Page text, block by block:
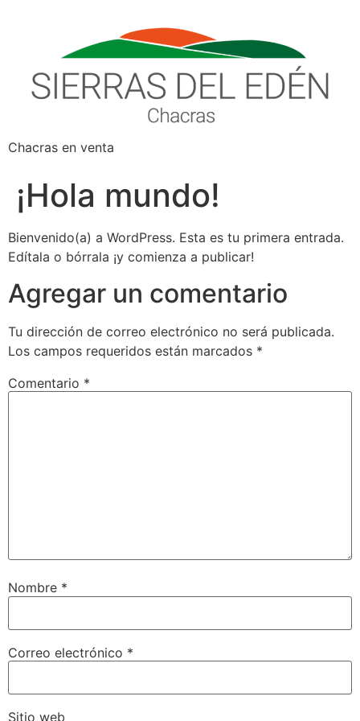
Chacras en venta
¡Hola mundo!
Bienvenido(a) a WordPress. Esta es tu primera entrada.
Edítala o bórrala ¡y comienza a publicar!
Agregar un comentario
Tu dirección de correo electrónico no será publicada.
Los campos requeridos están marcados *
Comentario *
Nombre *
Correo electrónico *
Sitio web